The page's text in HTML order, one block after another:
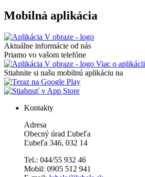
Mobilná aplikácia
Aktuálne informácie od nás
Priamo vo vašom telefóne
Viac o aplikácii
Stiahnite si našu mobilnú aplikáciu na
Kontakty
Adresa
Obecný úrad Ľubeľa
Ľubeľa 346, 032 14
Tel.: 044/55 932 46
Mobil: 0905 512 941